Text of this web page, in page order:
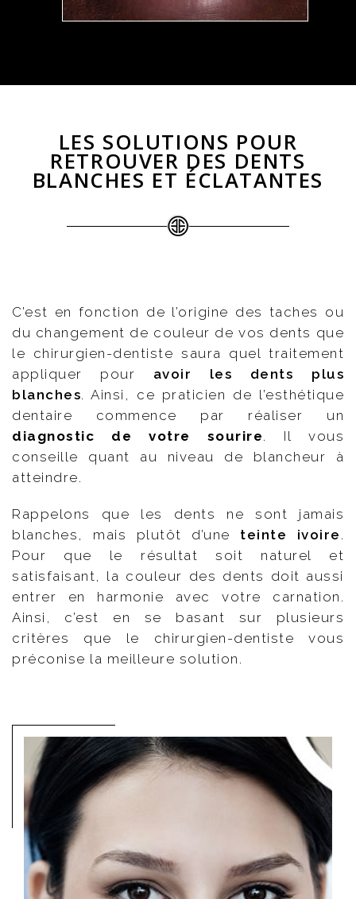
LES SOLUTIONS POUR
RETROUVER DES DENTS
BLANCHES ET ÉCLATANTES
C’est en fonction de l’origine des taches ou
du changement de couleur de vos dents que
le chirurgien-dentiste saura quel traitement
appliquer pour avoir les dents plus
blanches. Ainsi, ce praticien de l’esthétique
dentaire commence par réaliser un
diagnostic de votre sourire. Il vous
conseille quant au niveau de blancheur à
atteindre.
Rappelons que les dents ne sont jamais
blanches, mais plutôt d’une teinte ivoire .
Pour que le résultat soit naturel et
satisfaisant, la couleur des dents doit aussi
entrer en harmonie avec votre carnation.
Ainsi, c’est en se basant sur plusieurs
critères que le chirurgien-dentiste vous
préconise la meilleure solution.